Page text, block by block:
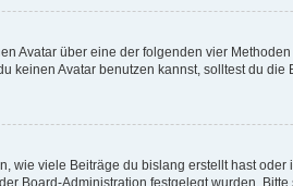
Avatar über eine der folgenden vier
keinen Avatar benutzen kannst, solltest du die
wie viele Beiträge du bislang erstellt hast
Board-Administration festgelegt wurden.